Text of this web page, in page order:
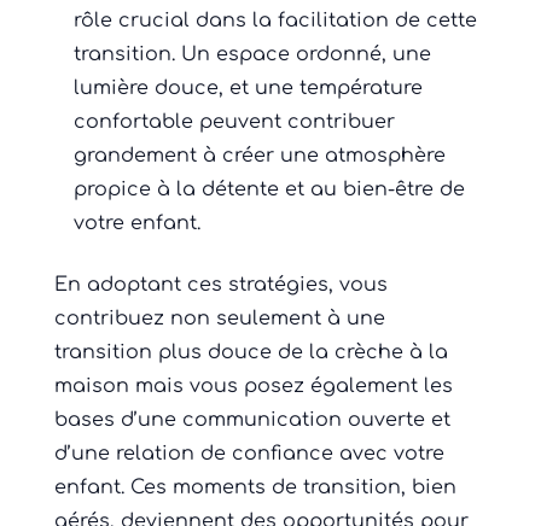
rôle crucial dans la facilitation de cette
transition. Un espace ordonné, une
lumière douce, et une température
confortable peuvent contribuer
grandement à créer une atmosphère
propice à la détente et au bien-être de
votre enfant.
En adoptant ces stratégies, vous
contribuez non seulement à une
transition plus douce de la crèche à la
maison mais vous posez également les
bases d’une communication ouverte et
d’une relation de confiance avec votre
enfant. Ces moments de transition, bien
gérés, deviennent des opportunités pour